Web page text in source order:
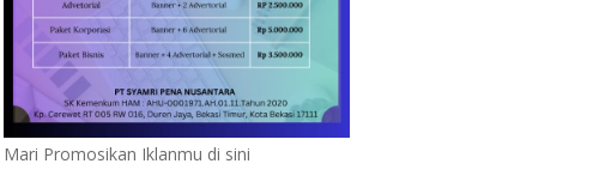
Mari Promosikan Iklanmu di sini